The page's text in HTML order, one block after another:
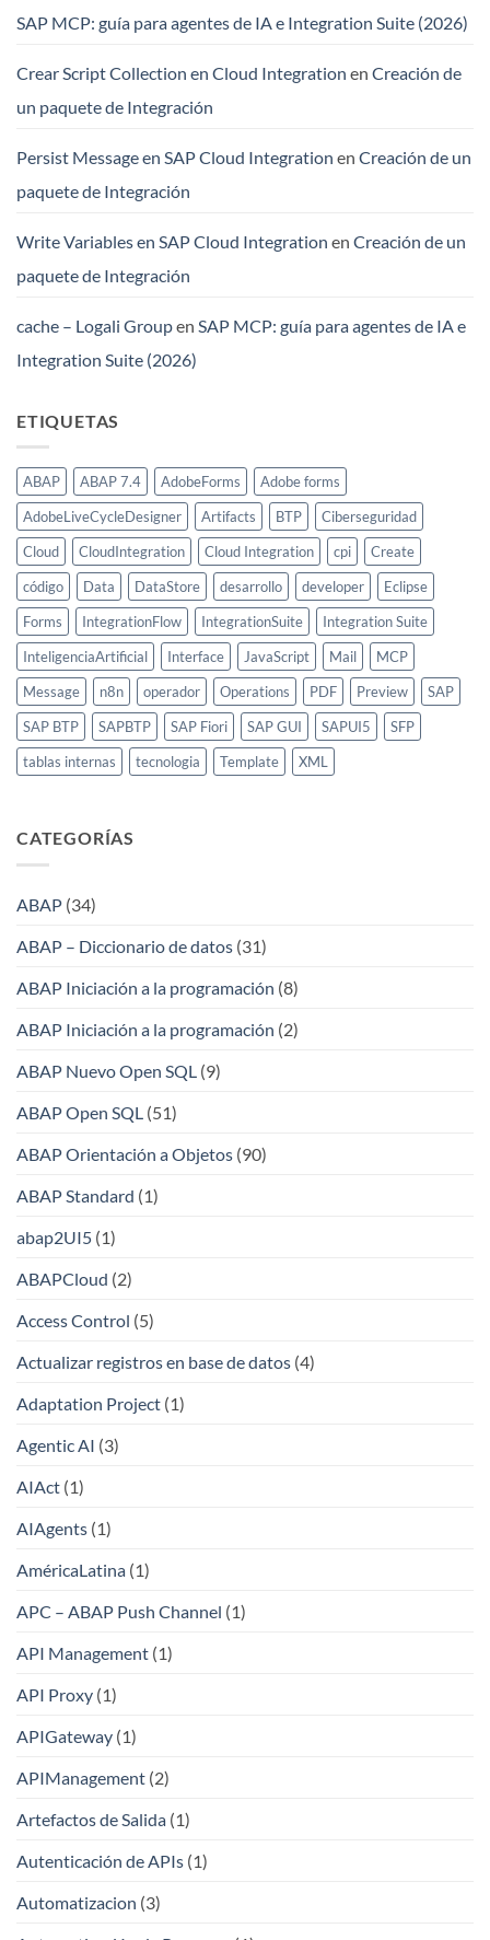
SAP MCP: guía para agentes de IA e Integration Suite (2026)
Crear Script Collection en Cloud Integration en Creación de
un paquete de Integración
Persist Message en SAP Cloud Integration en Creación de un
paquete de Integración
Write Variables en SAP Cloud Integration en Creación de un
paquete de Integración
cache – Logali Groupen SAP MCP: guía para agentes de IA e
Integration Suite (2026)
ETIQUETAS
ABAP ABAP 7.4 AdobeForms
Adobe forms
AdobeLiveCycleDesigner
Artifacts BTP
Ciberseguridad
Cloud
CloudIntegration Cloud Integration cpi
Create
código
Data DataStore desarrollo developer
Eclipse
Forms
IntegrationFlow IntegrationSuite
Integration Suite
InteligenciaArtificial
Interface JavaScript Mail
MCP
Message
n8n operador Operations PDF Preview
SAP
SAP BTP
SAPBTP SAP Fiori SAP GUI SAPUI5
SFP
tablas internas
tecnologia Template XML
CATEGORÍAS
ABAP (34)
ABAP – Diccionario de datos (31)
ABAP Iniciación a la programación (8)
ABAP Iniciación a la programación (2)
ABAP Nuevo Open SQL (9)
ABAP Open SQL (51)
ABAP Orientación a Objetos (90)
ABAP Standard (1)
abap2UI5 (1)
ABAPCloud (2)
Access Control (5)
Actualizar registros en base de datos (4)
Adaptation Project (1)
Agentic AI (3)
AIAct (1)
AIAgents (1)
AméricaLatina (1)
APC – ABAP Push Channel (1)
API Management (1)
API Proxy (1)
APIGateway (1)
APIManagement (2)
Artefactos de Salida (1)
Autenticación de APIs (1)
Automatizacion (3)